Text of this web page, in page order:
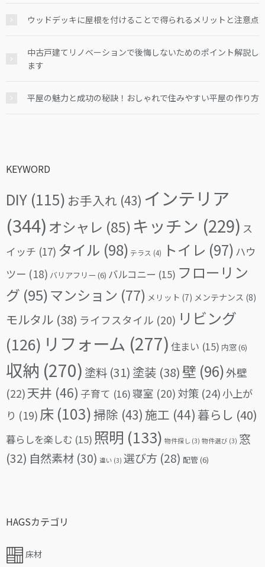
ウッドデッキに屋根を付けることで得られるメリットと注意点
中古戸建てリノベーションで後悔しないためのポイント解説し
ます
平屋の魅力と成功の秘訣！おしゃれで住みやすい平屋の作り方
KEYWORD
DIY (115) お手入れ (43) インテリア
(344) オシャレ (85) キッチン (229) ス
イッチ (17) タイル (98) テラス (4) トイレ (97) ハウ
ツー (18) バリアフリー (6) バルコニー (15) フローリン
グ (95)マンション (77) メリット (7) メンテナンス (8)
モルタル (38) ライフスタイル (20) リビング
(126) リフォーム (277) 住まい (15) 内窓(6)
収納 (270) 塗料 (31) 塗装 (38) 壁 (96)外壁
(22)天井 (46) 子育て (16)寝室 (20) 対策 (24)小上が
り (19) 床 (103)掃除 (43) 施工 (44) 暮らし (40)
暮らしを楽しむ (15) 照明 (133) 物件探し (3) 物件選び (3) 窓
(32) 自然素材 (30) 違い (3) 選び方 (28) 配管(6)
HAGSカテゴリ
床材